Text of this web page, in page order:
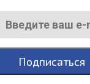
Подписаться